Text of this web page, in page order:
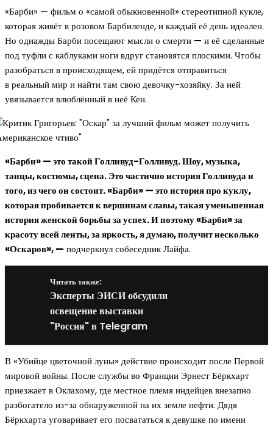
«Барби» — фильм о «самой обыкновенной» стереотипной кукле,
которая живёт в розовом Барбиленде, и каждый её день идеален.
Но однажды Барби посещают мысли о смерти — и её сделанные
под туфли с каблуками ноги вдруг становятся плоскими. Чтобы
разобраться в происходящем, ей придётся отправиться
в реальный мир и найти там свою девочку-хозяйку. За ней
увязывается влюблённый в неё Кен.
«Барби» — это такой Голливуд-Голливуд. Шоу, музыка,
танцы, костюмы, сцена. Это частично история Голливуда и
того, из чего он состоит. «Барби» — это история про куклу,
которая пробивается к вершинам славы, такая уменьшенная
история женской борьбы за успех. И поэтому «Барби» за
красоту всей ленты, за яркость, я думаю, получит несколько
«Оскаров», — подчеркнул собеседник Лайфа.
Читать также:
Эксперты ЭИСИ обсудили
освещение выставки
"Россия" в Telegram
В «Убийце цветочной луны» действие происходит после Первой
мировой войны. После службы во Франции Эрнест Бёркхарт
приезжает в Оклахому, где местное племя индейцев внезапно
разбогатело из-за обнаруженной на их земле нефти. Дядя
Бёркхарта уговаривает его посвататься к девушке по имени